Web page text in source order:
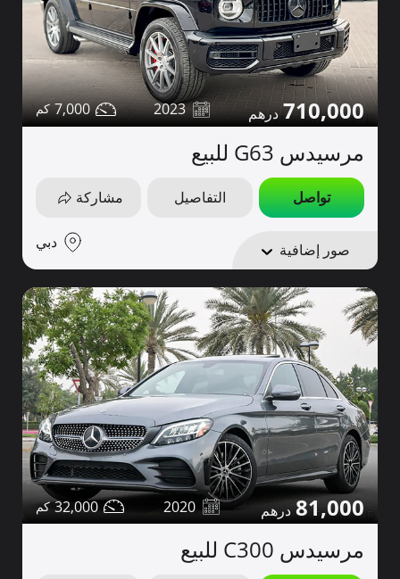
710,000
2023
7,000
مرسيدس G63 للبيع
تواصل التفاصيل مشاركة
صور إضافية دبي
81,000
2020
32,000
مرسيدس C300 للبيع